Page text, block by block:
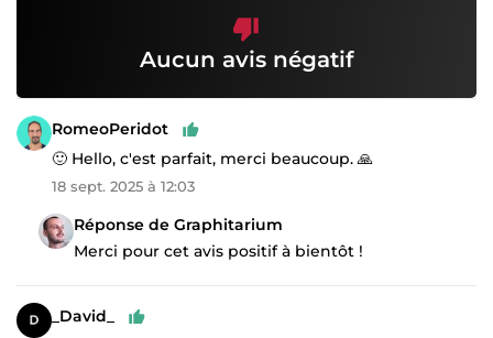
Aucun avis négatif
RomeoPeridot
🙂 Hello, c'est parfait, merci beaucoup. 🙏
18 sept. 2025 à 12:03
Réponse de Graphitarium
Merci pour cet avis positif à bientôt !
_David_